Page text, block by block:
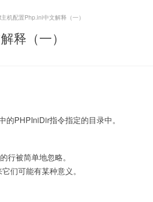
机配置Php.ini中文解释（一）
释（一）
的PHPIniDir指令指定的目录中。
行被简单地忽略。
们可能有某种意义。